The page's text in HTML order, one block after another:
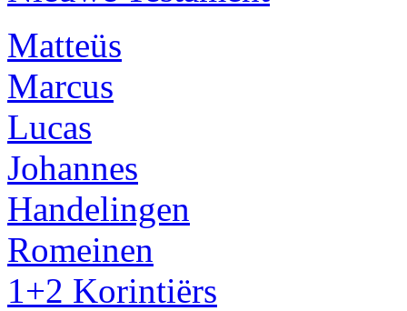
Matteüs
Marcus
Lucas
Johannes
Handelingen
Romeinen
1+2 Korintiërs